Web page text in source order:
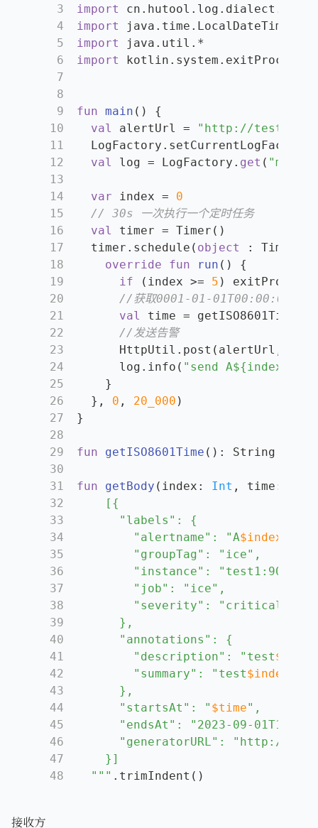
3
4
5
6
7
8
9
10
11
12
13
14
15
16
17
18
19
20
21
22
23
24
25
26
27
28
29
30
31
32
33
34
35
36
37
38
39
40
41
42
43
44
45
46
47
48
import
import
java.time.LocalDateTime
import
java.util.*
import
kotlin.system.exitProcess
fun main ()
{
val
alertUrl =
"http://
val
log = LogFactory. get ( "main"
var index = 0
// 30s 一次执行一个定时任务
val
timer = Timer()
  timer.schedule(
object
:
override
fun run ()
{
if (index >= 5 ) exitProcess(
//获取0001-01-01T00:00:00Z格
val
time = getISO8601Time()
//发送告警
HttpUtil.post(alertUrl,
      log.info(
"send A${index}
    }
  },
0 , 20_000 )
}
fun getISO8601Time () : String =
fun getBody (index: Int , time:
    [{
      "labels": {
        "alertname": "A
$index
        "groupTag": "ice",
        "instance": "test1:9090",
        "job": "ice",
        "severity": "critical"
      },
      "annotations": {
        "description": "test
$index
        "summary": "test
$index
      },
      "startsAt": "
$time",
"endsAt": "2023-09-
"generatorURL": "http://
    }]
  """
.trimIndent()
接收方